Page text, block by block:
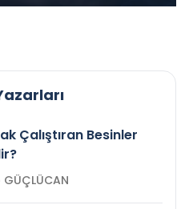
Çalıştıran Besinler
Zeynep GÜÇLÜCAN